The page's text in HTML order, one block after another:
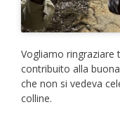
Vogliamo
contribuito alla
che non si vedeva
colline.